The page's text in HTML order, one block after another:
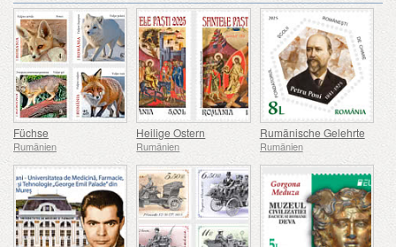
Füchse
Rumänien
Heilige Ostern
Rumänien
Rumänische Gelehrte
Rumänien